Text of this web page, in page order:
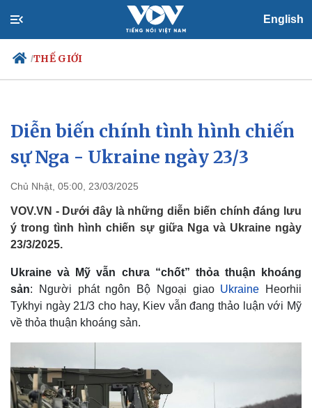
English
/THẾ GIỚI
Chính trị
Đảng
Tổ chức nhân sự
Nhận diện sự thật
Xã hội
Tin 24h
Dự báo thời tiết
Việc làm
Biển đảo
Diễn biến chính tình hình chiến
sự Nga - Ukraine ngày 23/3
Chủ Nhật, 05:00, 23/03/2025
VOV.VN - Dưới đây là những diễn biến chính đáng lưu
ý trong tình hình chiến sự giữa Nga và Ukraine ngày
23/3/2025.
Ukraine và Mỹ vẫn chưa “chốt” thỏa thuận khoáng
sản: Người phát ngôn Bộ Ngoại giao Ukraine Heorhii
Tykhyi ngày 21/3 cho hay, Kiev vẫn đang thảo luận với Mỹ
về thỏa thuận khoáng sản.